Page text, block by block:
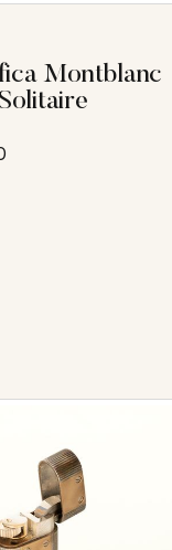
Montblanc